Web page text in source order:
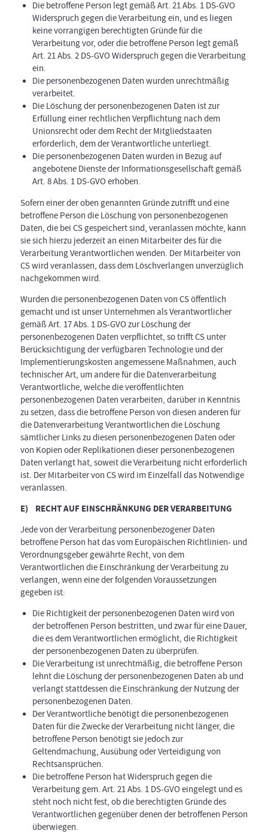
Die betroffene Person legt gemäß Art. 21 Abs. 1 DS-GVO
Widerspruch gegen die Verarbeitung ein, und es liegen
keine vorrangigen berechtigten Gründe für die
Verarbeitung vor, oder die betroffene Person legt gemäß
Art. 21 Abs. 2 DS-GVO Widerspruch gegen die Verarbeitung
ein.
Die personenbezogenen Daten wurden unrechtmäßig
verarbeitet.
Die Löschung der personenbezogenen Daten ist zur
Erfüllung einer rechtlichen Verpflichtung nach dem
Unionsrecht oder dem Recht der Mitgliedstaaten
erforderlich, dem der Verantwortliche unterliegt.
Die personenbezogenen Daten wurden in Bezug auf
angebotene Dienste der Informationsgesellschaft gemäß
Art. 8 Abs. 1 DS-GVO erhoben.
Sofern einer der oben genannten Gründe zutrifft und eine
betroffene Person die Löschung von personenbezogenen
Daten, die bei CS gespeichert sind, veranlassen möchte, kann
sie sich hierzu jederzeit an einen Mitarbeiter des für die
Verarbeitung Verantwortlichen wenden. Der Mitarbeiter von
CS wird veranlassen, dass dem Löschverlangen unverzüglich
nachgekommen wird.
Wurden die personenbezogenen Daten von CS öffentlich
gemacht und ist unser Unternehmen als Verantwortlicher
gemäß Art. 17 Abs. 1 DS-GVO zur Löschung der
personenbezogenen Daten verpflichtet, so trifft CS unter
Berücksichtigung der verfügbaren Technologie und der
Implementierungskosten angemessene Maßnahmen, auch
technischer Art, um andere für die Datenverarbeitung
Verantwortliche, welche die veröffentlichten
personenbezogenen Daten verarbeiten, darüber in Kenntnis
zu setzen, dass die betroffene Person von diesen anderen für
die Datenverarbeitung Verantwortlichen die Löschung
sämtlicher Links zu diesen personenbezogenen Daten oder
von Kopien oder Replikationen dieser personenbezogenen
Daten verlangt hat, soweit die Verarbeitung nicht erforderlich
ist. Der Mitarbeiter von CS wird im Einzelfall das Notwendige
veranlassen.
E) RECHT AUF EINSCHRÄNKUNG DER VERARBEITUNG
Jede von der Verarbeitung personenbezogener Daten
betroffene Person hat das vom Europäischen Richtlinien- und
Verordnungsgeber gewährte Recht, von dem
Verantwortlichen die Einschränkung der Verarbeitung zu
verlangen, wenn eine der folgenden Voraussetzungen
gegeben ist:
Die Richtigkeit der personenbezogenen Daten wird von
der betroffenen Person bestritten, und zwar für eine Dauer,
die es dem Verantwortlichen ermöglicht, die Richtigkeit
der personenbezogenen Daten zu überprüfen.
Die Verarbeitung ist unrechtmäßig, die betroffene Person
lehnt die Löschung der personenbezogenen Daten ab und
verlangt stattdessen die Einschränkung der Nutzung der
personenbezogenen Daten.
Der Verantwortliche benötigt die personenbezogenen
Daten für die Zwecke der Verarbeitung nicht länger, die
betroffene Person benötigt sie jedoch zur
Geltendmachung, Ausübung oder Verteidigung von
Rechtsansprüchen.
Die betroffene Person hat Widerspruch gegen die
Verarbeitung gem. Art. 21 Abs. 1 DS-GVO eingelegt und es
steht noch nicht fest, ob die berechtigten Gründe des
Verantwortlichen gegenüber denen der betroffenen Person
überwiegen.